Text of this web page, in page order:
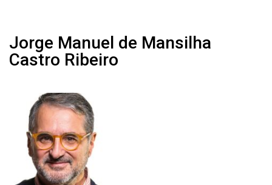
Jorge Manuel de Mansilha
Castro Ribeiro